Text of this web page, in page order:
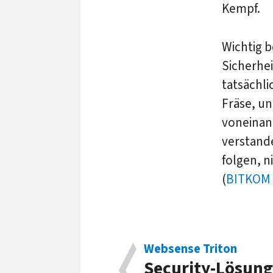
Kempf.
Wichtig
Fräse,
folgen,
(BITKOM
Websense Triton